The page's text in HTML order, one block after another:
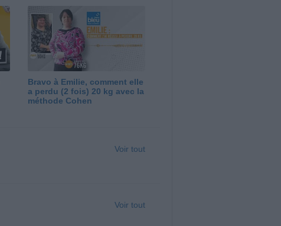
Bravo à Emilie, comment elle
a perdu (2 fois) 20 kg avec la
méthode Cohen
Voir tout
Voir tout